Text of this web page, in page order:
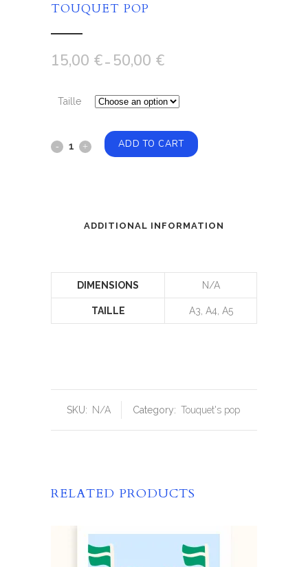
TOUQUET POP
15,00 € – 50,00 €
Taille
ADD TO CART
ADDITIONAL INFORMATION
DIMENSIONS N/A
TAILLE A3, A4, A5
SKU: N/A Category: Touquet's pop
RELATED PRODUCTS